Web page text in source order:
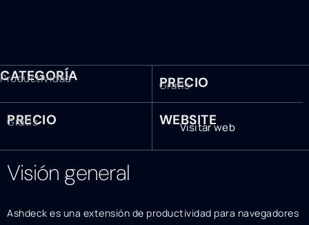
CATEGORÍA
Productividad PRECIO
Gratis
PRECIO
Gratis WEBSITE
Visitar web
Visión general
Ashdeck es una extensión de productividad para navegadores